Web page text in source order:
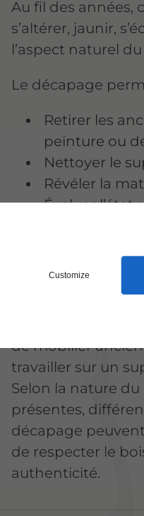
Customize
Au fil des années,
s’altérer, jaunir,
l’aspect naturel
Le décapage
Retirer les
peinture ou
Nettoyer le
Révéler la
Évaluer l’état
nouvelle
Cette étape est
de relooking de
de mobilier
travailler sur un
Selon la nature
présentes,
décapage
de respecter le
authenticité.